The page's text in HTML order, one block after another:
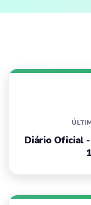
Diário Oficial -